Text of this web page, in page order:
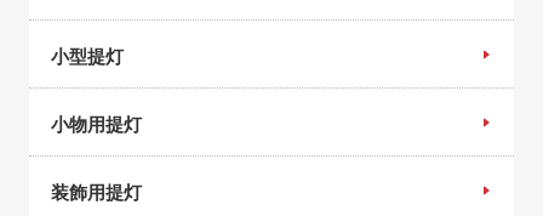
小型提灯
小物用提灯
装飾用提灯